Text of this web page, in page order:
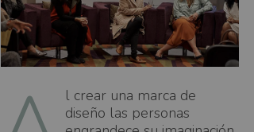
l crear una marca de
diseño las personas